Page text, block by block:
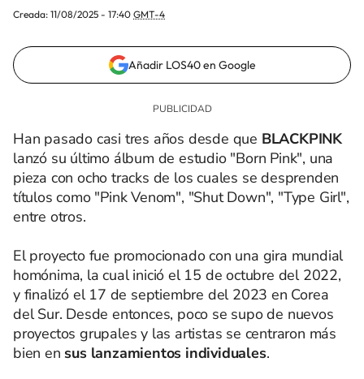
Creada: 11/08/2025 - 17:40 GMT-4
Añadir LOS40 en Google
Han pasado casi tres años desde que BLACKPINK
lanzó su último álbum de estudio "Born Pink", una
pieza con ocho tracks de los cuales se desprenden
títulos como "Pink Venom", "Shut Down", "Type Girl",
entre otros.
El proyecto fue promocionado con una gira mundial
homónima, la cual inició el 15 de octubre del 2022,
y finalizó el 17 de septiembre del 2023 en Corea
del Sur. Desde entonces, poco se supo de nuevos
proyectos grupales y las artistas se centraron más
bien en sus lanzamientos individuales.